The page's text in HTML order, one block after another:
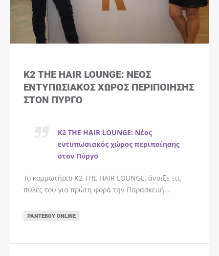
K2 THE HAIR LOUNGE: ΝΈΟΣ
ΕΝΤΥΠΩΣΙΑΚΌΣ ΧΏΡΟΣ ΠΕΡΙΠΟΊΗΣΗΣ
ΣΤΟΝ ΠΎΡΓΟ
K2 THE HAIR LOUNGE: Νέος
εντυπωσιακός χώρος περιποίησης
στον Πύργο
Το κομμωτήριο K2 THE HAIR LOUNGE, άνοιξε τις
πύλες του για πρώτη φορά την Παρασκευή…
ΡΑΝΤΕΒΟΎ ONLINE